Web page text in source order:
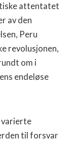
attentatet
av den
Peru
revolusjonen,
om i
endeløse
varierte
til forsvar